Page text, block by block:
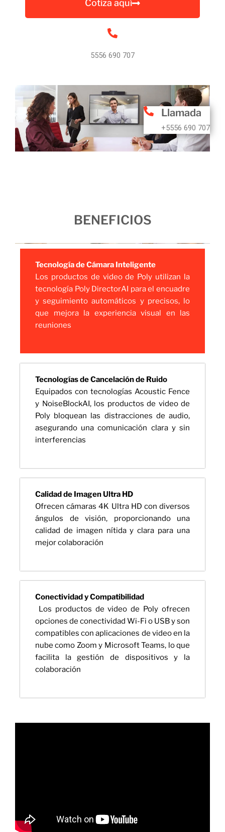
Cotiza aquí
5556 690 707
Llamada
+5556 690 707
BENEFICIOS
Tecnología de Cámara Inteligente
Los productos de video de Poly utilizan la
tecnología Poly DirectorAI para el encuadre
y seguimiento automáticos y precisos, lo
que mejora la experiencia visual en las
reuniones
Tecnologías de Cancelación de Ruido
Equipados con tecnologías Acoustic Fence
y NoiseBlockAI, los productos de video de
Poly bloquean las distracciones de audio,
asegurando una comunicación clara y sin
interferencias
Calidad de Imagen Ultra HD
Ofrecen cámaras 4K Ultra HD con diversos
ángulos de visión, proporcionando una
calidad de imagen nítida y clara para una
mejor colaboración
Conectividad y Compatibilidad
Los productos de video de Poly ofrecen
opciones de conectividad Wi-Fi o USB y son
compatibles con aplicaciones de video en la
nube como Zoom y Microsoft Teams, lo que
facilita la gestión de dispositivos y la
colaboración